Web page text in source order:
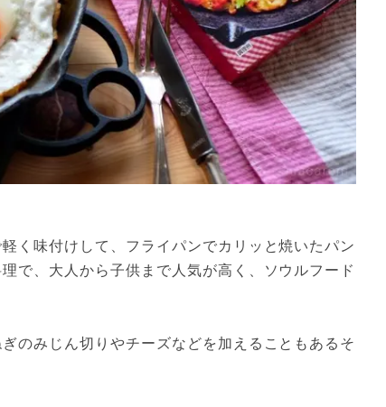
く味付けして、フライパンでカリッと焼いたパン
で、大人から子供まで人気が高く、ソウルフード
のみじん切りやチーズなどを加えることもあるそ